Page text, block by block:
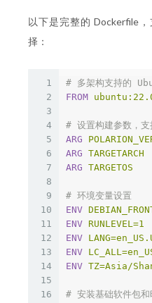
以下是完整的 Dockerfile
择：
1
2
3
4
5
6
7
8
9
10
11
12
13
14
15
16
# 多架构支持的
FROM
# 设置构建参数，支
ARG
ARG TARGETARCH
ARG TARGETOS
# 环境变量设置
ENV
ENV RUNLEVEL=1
ENV
ENV
ENV TZ=Asia/
# 安装基础软件包和